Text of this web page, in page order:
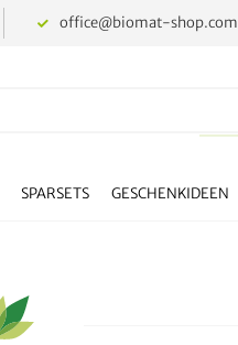
office@biomat-shop.com
SPARSETS GESCHENKIDEEN